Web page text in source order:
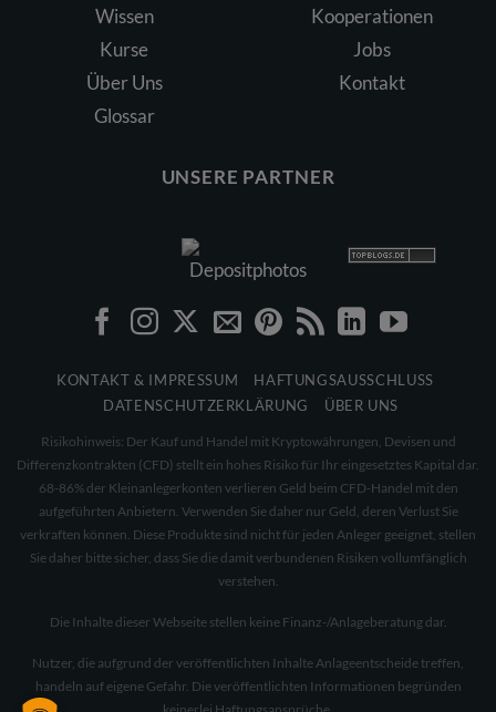
Wissen
Kurse
Über Uns
Glossar
Kooperationen
Jobs
Kontakt
UNSERE PARTNER
KONTAKT & IMPRESSUM
HAFTUNGSAUSSCHLUSS
DATENSCHUTZERKLÄRUNG
ÜBER UNS
Risikohinweis: Der Kauf und Handel mit Kryptowährungen, Devisen und
Differenzkontrakten (CFD) stellt ein hohes Risiko für Ihr eingesetztes Kapital dar.
68-86% der Kleinanlegerkonten verlieren Geld beim CFD-Handel mit den
aufgeführten Anbietern. Verwenden Sie daher nur Geld, deren Verlust Sie
verkraften können. Diese Produkte sind nicht für jeden Anleger geeignet, stellen
Sie daher bitte sicher, dass Sie die damit verbundenen Risiken vollumfänglich
verstehen.
Die Inhalte dieser Webseite stellen keine Finanz-/Anlageberatung dar.
Nutzer, die aufgrund der veröffentlichten Inhalte Anlageentscheide treffen,
handeln auf eigene Gefahr. Die veröffentlichten Informationen begründen